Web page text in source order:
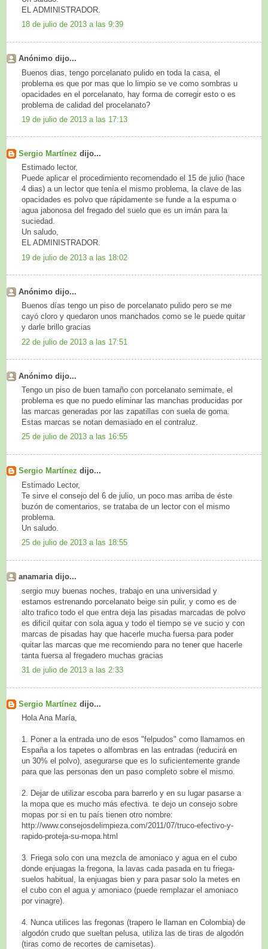
EL ADMINISTRADOR.
18 de julio de 2013 a las 9:39
Anónimo dijo...
Buenos dias, tengo porcelanato pulido en toda la casa, el
problema es que por mas que lo limpio se ve como sombras u
opacidades en el porcelanato, hay forma de corregir esto o es
problema de calidad del procelanato?
19 de julio de 2013 a las 17:13
Sergio Martínez dijo...
Estimado lector,
Puede aplicar el procedimiento recomendado el 15 de julio (hace
4 dias) a un lector que tenía el mismo problema, la clave de las
opacidades es polvo que rápidamente se funde a la espuma o
agua jabonosa del fregado del suelo que es un imán para la
suciedad.
Un saludo,
EL ADMINISTRADOR.
19 de julio de 2013 a las 18:02
Anónimo dijo...
Buenos días tengo un piso de porcelanato pulido pero se me
cayó cloro y quedaron unos manchados como se le puede quitar
y darle brillo gracias
22 de julio de 2013 a las 17:51
Anónimo dijo...
Tengo un piso de buen tamaño con porcelanato semimate, el
problema es que no puedo eliminar las manchas producidas por
las marcas generadas por las zapatillas con suela de goma.
Estas marcas se notan demasiado en el contraluz.
25 de julio de 2013 a las 16:55
Sergio Martínez dijo...
Estimado Lector,
Te sirve el consejo del 6 de julio, un poco mas arriba de éste
buzón de comentarios, se trataba de un lector con el mismo
problema.
Un saludo.
25 de julio de 2013 a las 18:55
anamaria dijo...
sergio muy buenas noches, trabajo en una universidad y
estamos estrenando porcelanato beige sin pulir, y como es de
alto trafico todo el que entra deja las pisadas marcadas de polvo
es dificil quitar con sola agua y todo el tiempo se ve sucio y con
marcas de pisadas hay que hacerle mucha fuersa para poder
quitar las marcas que me recomiendo para no tener que hacerle
tanta fuersa al fregadero muchas gracias
31 de julio de 2013 a las 2:33
Sergio Martínez dijo...
Hola Ana María,
1. Poner a la entrada uno de esos "felpudos" como llamamos en
España a los tapetes o alfombras en las entradas (reducirá en
un 30% el polvo), asegurarse que es lo suficientemente grande
para que las personas den un paso completo sobre el mismo.
2. Dejar de utilizar escoba para barrerlo y en su lugar pasarse a
la mopa que es mucho más efectiva. te dejo un consejo sobre
mopas por si en tu país tienen otro nombre:
http://www.consejosdelimpieza.com/2011/07/truco-efectivo-y-
rapido-proteja-su-mopa.html
3. Friega solo con una mezcla de amoniaco y agua en el cubo
donde enjuagas la fregona, la lavas cada pasada en tu friega-
suelos habitual, la enjuagas bien y para pasar solo la metes en
el cubo con el agua y amoniaco (puede remplazar el amoniaco
por vinagre).
4. Nunca utilices las fregonas (trapero le llaman en Colombia) de
algodón crudo que sueltan pelusa, utiliza las de tiras de algodón
(tiras como de recortes de camisetas).